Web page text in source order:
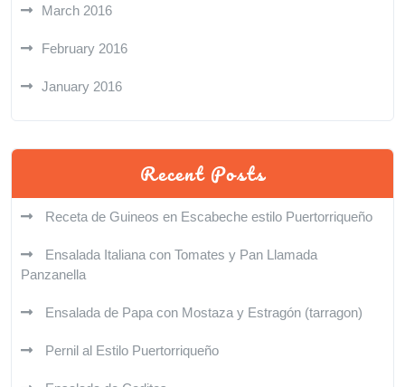
March 2016
February 2016
January 2016
Recent Posts
Receta de Guineos en Escabeche estilo Puertorriqueño
Ensalada Italiana con Tomates y Pan Llamada
Panzanella
Ensalada de Papa con Mostaza y Estragón (tarragon)
Pernil al Estilo Puertorriqueño